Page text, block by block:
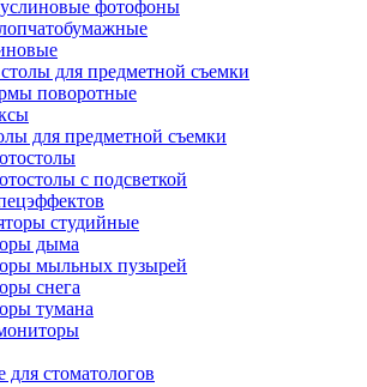
фотофоны
для предметной съемки
поворотные
для предметной съемки
с подсветкой
студийные
дыма
мыльных пузырей
снега
тумана
для стоматологов